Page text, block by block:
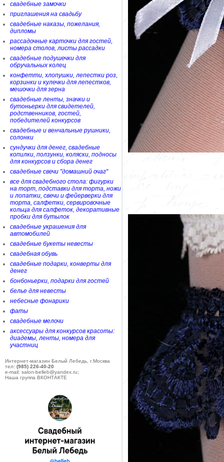
свадебные замочки
приглашения на свадьбу
свадебные наказы, пожелания,
дипломы
рассадочные карточки для гостей,
номера столов, листы рассадки
свадебные подушечки для
обручальных колец
конфетти, хлопушки, лепестки роз,
корзинки и кулечки для лепестков,
мешочки для зерна
свадебные ленты, значки и
бутоньерки для свидетелей,
родственников, гостей,
победителей конкурсов
свадебные и венчальные рушники,
солонки
сундучки для денег, свадебные
копилки, ползунки, коляски, подносы
для конкурсов и сбора денег
свадебные свечи "домашний очаг"
все для свадебного стола: фигурки
на торт, подставки для торта, ножи
и лопатки, свечи и фейерверки для
торта, салфетки, сервировочные
кольца для салфеток, декоративные
пробки для бутылок
свадебные украшения для
автомобилей
свадебные букеты невесты
свадебная обувь
свадебные подарки, конверты для
денег
бонбоньерки, подарки для гостей
белье для невесты
небесные фонарики
фаты
свадебные мелочи
аксессуары для конкурсов красоты:
диадемы, ленты, номера для
участниц
Интернет-магазин Белый Лебедь, г.Москва
тел: (985) 226-40-20
e-mail: salon-belleb@yandex.ru;
Наша группа ВКОНТАКТЕ